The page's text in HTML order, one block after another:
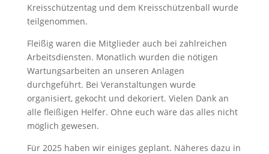
Kreisschützentag und dem Kreisschützenball wurde
teilgenommen.
Fleißig waren die Mitglieder auch bei zahlreichen
Arbeitsdiensten. Monatlich wurden die nötigen
Wartungsarbeiten an unseren Anlagen
durchgeführt. Bei Veranstaltungen wurde
organisiert, gekocht und dekoriert. Vielen Dank an
alle fleißigen Helfer. Ohne euch wäre das alles nicht
möglich gewesen.
Für 2025 haben wir einiges geplant. Näheres dazu in